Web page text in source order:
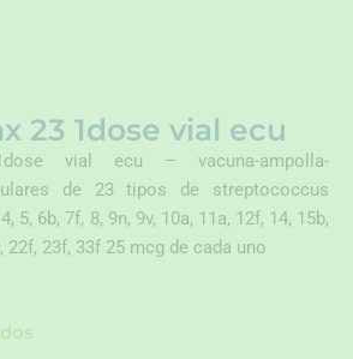
23 1dose vial ecu
vial ecu – vacuna-ampolla-
de 23 tipos de streptococcus
5, 6b, 7f, 8, 9n, 9v, 10a, 11a, 12f, 14, 15b,
22f, 23f, 33f 25 mcg de cada uno